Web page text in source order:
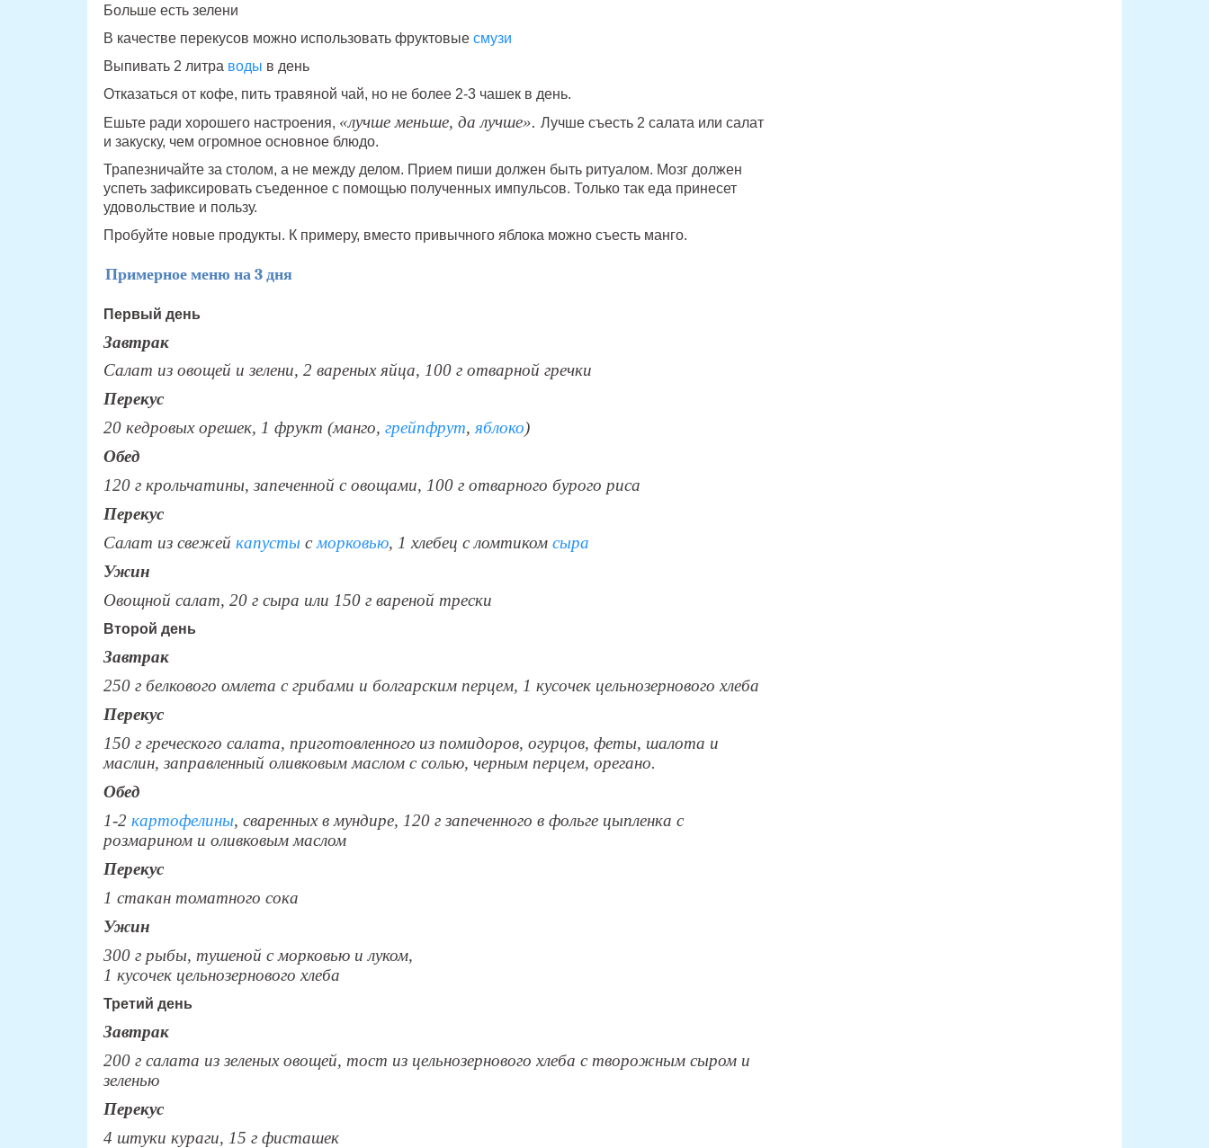
Больше есть зелени
В качестве перекусов можно использовать фруктовыесмузи
Выпивать 2 литраводы в день
Отказаться от кофе, пить травяной чай, но не более 2-3 чашек в день.
Ешьте ради хорошего настроения, «лучше меньше, да лучше». Лучше съесть 2 салата или салат
и закуску, чем огромное основное блюдо.
Трапезничайте за столом, а не между делом. Прием пиши должен быть ритуалом. Мозг должен
успеть зафиксировать съеденное с помощью полученных импульсов. Только так еда принесет
удовольствие и пользу.
Пробуйте новые продукты. К примеру, вместо привычного яблока можно съесть манго.
Примерное меню на 3 дня
Первый день
Завтрак
Салат из овощей и зелени, 2 вареных яйца, 100 г отварной гречки
Перекус
20 кедровых орешек, 1 фрукт (манго, грейпфрут, яблоко)
Обед
120 г крольчатины, запеченной с овощами, 100 г отварного бурого риса
Перекус
Салат из свежей капусты сморковью, 1 хлебец с ломтиком сыра
Ужин
Овощной салат, 20 г сыра или 150 г вареной трески
Второй день
Завтрак
250 г белкового омлета с грибами и болгарским перцем, 1 кусочек цельнозернового хлеба
Перекус
150 г греческого салата, приготовленного из помидоров, огурцов, феты, шалота и
маслин, заправленный оливковым маслом с солью, черным перцем, орегано.
Обед
1-2 картофелины, сваренных в мундире, 120 г запеченного в фольге цыпленка с
розмарином и оливковым маслом
Перекус
1 стакан томатного сока
Ужин
300 г рыбы, тушеной с морковью и луком,
1 кусочек цельнозернового хлеба
Третий день
Завтрак
200 г салата из зеленых овощей, тост из цельнозернового хлеба с творожным сыром и
зеленью
Перекус
4 штуки кураги, 15 г фисташек